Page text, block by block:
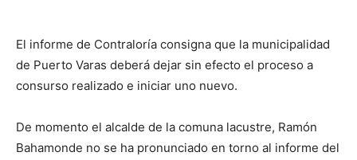
El informe de Contraloría consigna que la municipalidad
de Puerto Varas deberá dejar sin efecto el proceso a
consurso realizado e iniciar uno nuevo.
De momento el alcalde de la comuna lacustre, Ramón
Bahamonde no se ha pronunciado en torno al informe del